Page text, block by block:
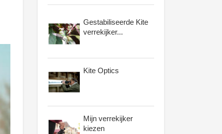
Gestabiliseerde Kite
verrekijker...
Kite Optics
Mijn verrekijker
kiezen